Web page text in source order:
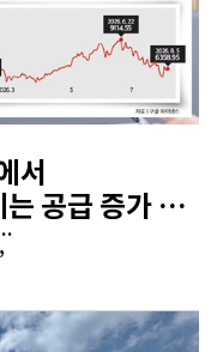
서
공급 증가 선